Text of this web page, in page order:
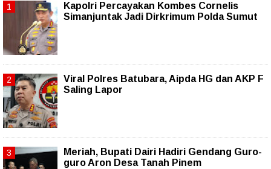
Kapolri Percayakan Kombes Cornelis
Simanjuntak Jadi Dirkrimum Polda Sumut
Viral Polres Batubara, Aipda HG dan AKP F
Saling Lapor
Meriah, Bupati Dairi Hadiri Gendang Guro-
guro Aron Desa Tanah Pinem